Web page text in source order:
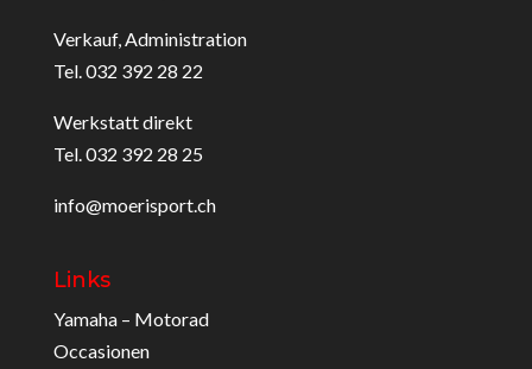
Verkauf, Administration
Tel. 032 392 28 22
Werkstatt direkt
Tel. 032 392 28 25
info@moerisport.ch
Links
Yamaha – Motorad
Occasionen